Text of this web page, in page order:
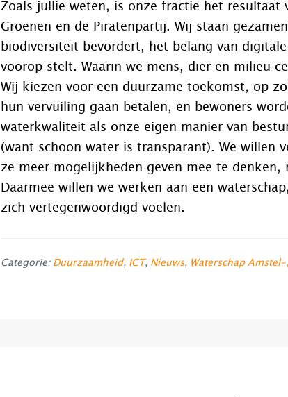
Zoals jullie weten, is onze fractie het resultaat
Groenen en de Piratenpartij. Wij staan
biodiversiteit bevordert, het belang van
voorop stelt. Waarin we mens, dier en milieu
Wij kiezen voor een duurzame toekomst, op
hun vervuiling gaan betalen, en bewoners
waterkwaliteit als onze eigen manier van
(want schoon water is transparant). We willen
ze meer mogelijkheden geven mee te denken,
Daarmee willen we werken aan een
zich vertegenwoordigd voelen.
Categorie: Duurzaamheid, ICT, Nieuws, Waterschap